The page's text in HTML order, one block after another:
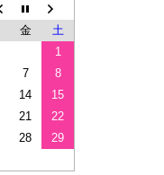
金
土
1
7
8
14
15
21
22
28
29